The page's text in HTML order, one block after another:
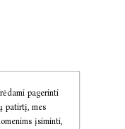
pagerinti
patirtį, mes
įsiminti,